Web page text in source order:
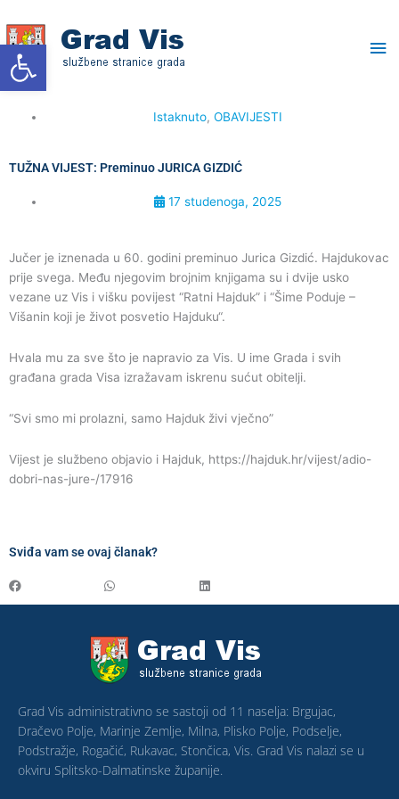
Open toolbar
to
content
Istaknuto,OBAVIJESTI
TUŽNA VIJEST: Preminuo JURICA GIZDIĆ
17 studenoga, 2025
Jučer je iznenada u 60. godini preminuo Jurica Gizdić. Hajdukovac
prije svega. Među njegovim brojnim knjigama su i dvije usko
vezane uz Vis i višku povijest “Ratni Hajduk” i “Šime Poduje –
Višanin koji je život posvetio Hajduku“.
Hvala mu za sve što je napravio za Vis. U ime Grada i svih
građana grada Visa izražavam iskrenu sućut obitelji.
“Svi smo mi prolazni, samo Hajduk živi vječno”
Vijest je službeno objavio i Hajduk, https://hajduk.hr/vijest/adio-
dobri-nas-jure-/17916
Sviđa vam se ovaj članak?
Grad Vis administrativno se sastoji od 11 naselja: Brgujac,
Dračevo Polje, Marinje Zemlje, Milna, Plisko Polje, Podselje,
Podstražje, Rogačić, Rukavac, Stončica, Vis. Grad Vis nalazi se u
okviru Splitsko-Dalmatinske županije.